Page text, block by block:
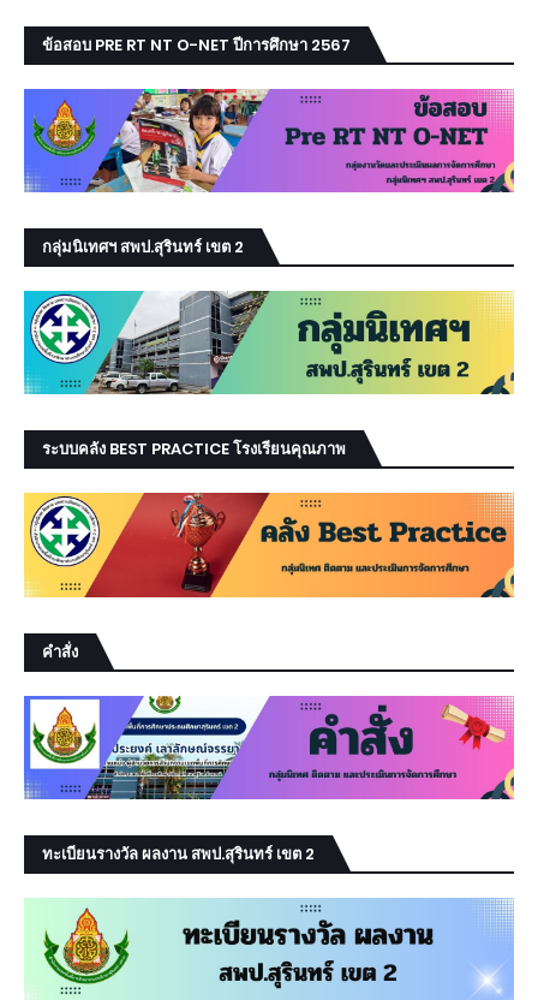
ข้อสอบ PRE RT NT O-NET ปีการศึกษา 2567
กลุ่มนิเทศฯ สพป.สุรินทร์ เขต 2
ระบบคลัง BEST PRACTICE โรงเรียนคุณภาพ
คำสั่ง
ทะเบียนรางวัล ผลงาน สพป.สุรินทร์ เขต 2